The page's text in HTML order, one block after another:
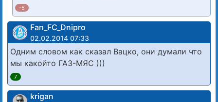
-5
Fan_FC_Dnipro
02.02.2014 07:33
Одним словом как сказал Вацко, они думали что
мы какойто ГАЗ-МЯС )))
7
krigan